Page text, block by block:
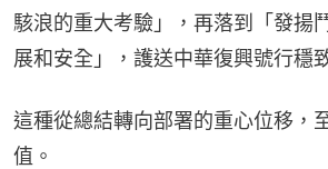
駭浪的重大考驗」，再落到「發揚
展和安全」，護送中華復興號行穩
這種從總結轉向部署的重心位移，
值。